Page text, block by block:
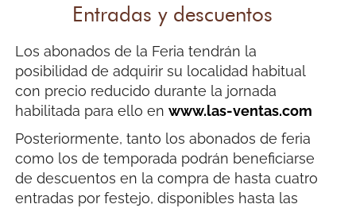
Entradas y descuentos
Los abonados de la Feria tendrán la
posibilidad de adquirir su localidad habitual
con precio reducido durante la jornada
habilitada para ello enwww.las-ventas.com
Posteriormente, tanto los abonados de feria
como los de temporada podrán beneficiarse
de descuentos en la compra de hasta cuatro
entradas por festejo, disponibles hasta las